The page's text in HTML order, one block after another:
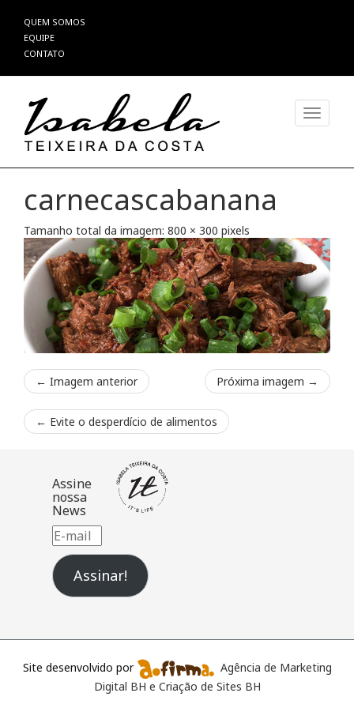
Pular
para
o
QUEM SOMOS
EQUIPE
CONTATO
carnecascabanana
Tamanho total da imagem: 800 × 300 pixels
← Imagem anterior Próxima imagem →
← Evite o desperdício de alimentos
Assine
nossa
News
E-
mail
Assinar!
Site desenvolvido por
Agência de Marketing
Digital BH e Criação de Sites BH